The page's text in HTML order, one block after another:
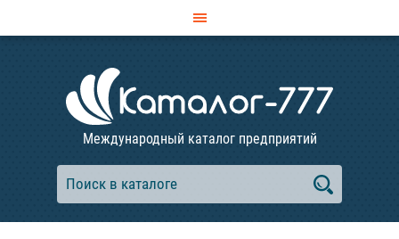
Международный каталог предприятий